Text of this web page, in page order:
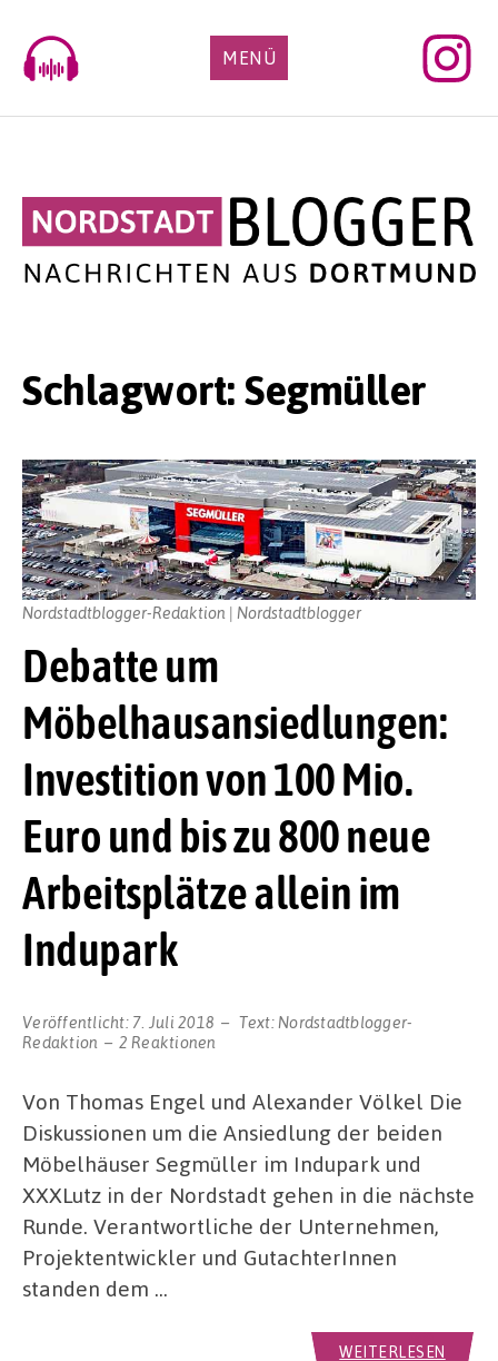
content
MENÜ
Schlagwort:Segmüller
Debatte um
Möbelhausansiedlungen:
Investition von 100 Mio.
Euro und bis zu 800 neue
Arbeitsplätze allein im
Indupark
Veröffentlicht: 7. Juli 2018 Text: Nordstadtblogger-
Redaktion
2 Reaktionen
Nordstadtblogger-Redaktion | Nordstadtblogger
Von Thomas Engel und Alexander Völkel Die
Diskussionen um die Ansiedlung der beiden
Möbelhäuser Segmüller im Indupark und
XXXLutz in der Nordstadt gehen in die nächste
Runde. Verantwortliche der Unternehmen,
Projektentwickler und GutachterInnen
standen dem …
WEITERLESEN